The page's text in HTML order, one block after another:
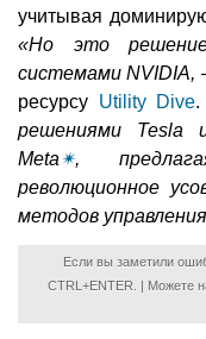
учитывая
«Но это решение
системами NVIDIA,
ресурсу Utility Dive
решениями Tesla
Meta✴,
революционное
методов
Если вы заметили
CTRL+ENTER. | Можете